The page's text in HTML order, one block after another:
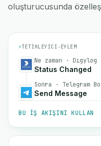
oluşturucusunda
⚡TETIKLEYICI→EYLEM
Ne zaman · Digylog
Status Changed
Sonra · Telegram
Send Message
BU IŞ AKIŞINI KULLAN